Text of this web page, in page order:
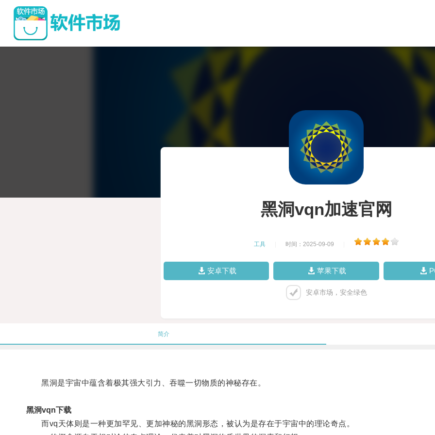
黑洞vqn加速官网
工具 时间：2025-09-09
安卓下载 苹果下载
安卓市场，安全绿色
简介
黑洞是宇宙中蕴含着极其强大引力、吞噬一切物质的神秘存在。
黑洞vqn下载
而vq天体则是一种更加罕见、更加神秘的黑洞形态，被认为是存在于宇宙中的理论奇点。